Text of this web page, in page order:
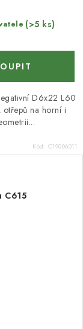
(>5 ks)
D6x22 L60
na horní i
Kód: C19006011
C615